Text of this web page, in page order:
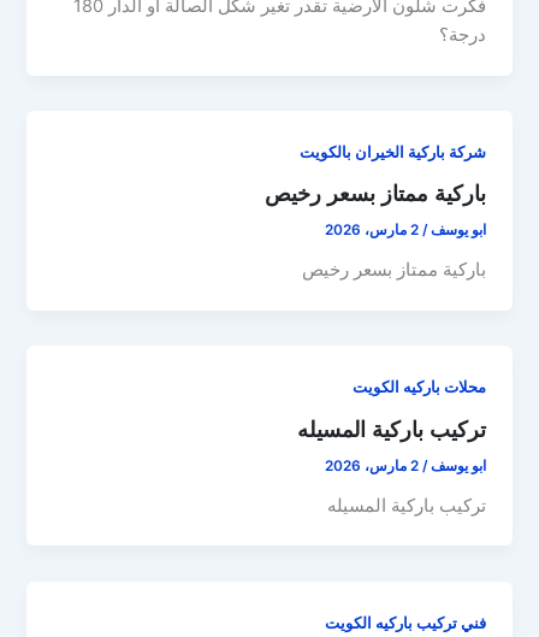
فكرت شلون الأرضية تقدر تغير شكل الصالة أو الدار 180
درجة؟
شركة باركية الخيران بالكويت
باركية ممتاز بسعر رخيص
ابو يوسف/2 مارس، 2026
باركية ممتاز بسعر رخيص
محلات باركيه الكويت
تركيب باركية المسيله
ابو يوسف/2 مارس، 2026
تركيب باركية المسيله
فني تركيب باركيه الكويت